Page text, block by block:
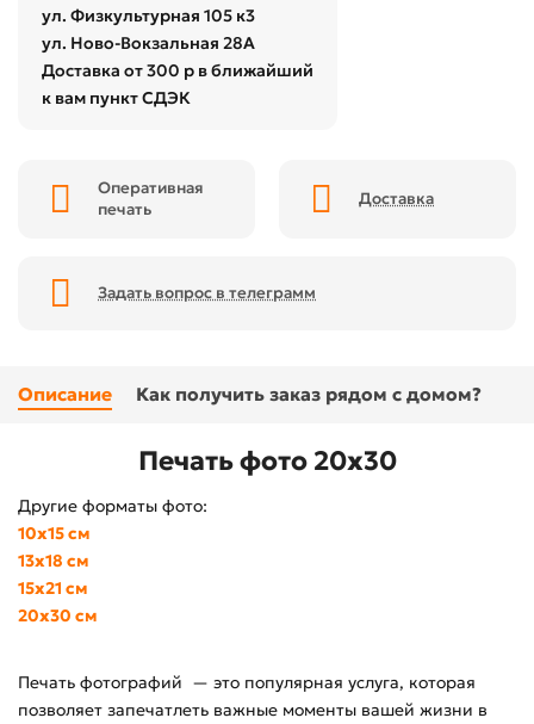
ул. Физкультурная 105 к3
ул. Ново-Вокзальная 28А
Доставка от 300 р в ближайший
к вам пункт СДЭК
Оперативная
печать
Доставка
Задать вопрос в телеграмм
Описание Как получить заказ рядом с домом?
Печать фото 20x30
Другие форматы фото:
10х15 см
13х18 см
15х21 см
20х30 см
Печать фотографий — это популярная услуга, которая
позволяет запечатлеть важные моменты вашей жизни в